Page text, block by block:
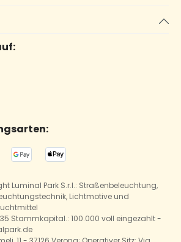
Luminal Park S.r.l.: Straßenbeleuchtung,
Lichtmotive und
Stammkapital.: 100.000 voll eingezahlt -